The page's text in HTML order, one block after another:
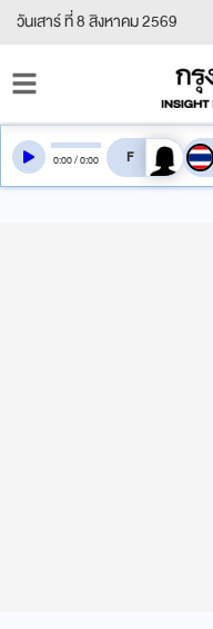
วันเสาร์ ที่ 8 สิงหาคม 2569
0:00/0:00 สลับเสียงอ่าน